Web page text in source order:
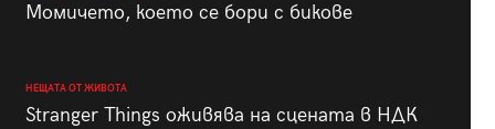
Момичето, което се бори с бикове
НЕЩАТА ОТ ЖИВОТА
Stranger Things оживява на сцената в НДК